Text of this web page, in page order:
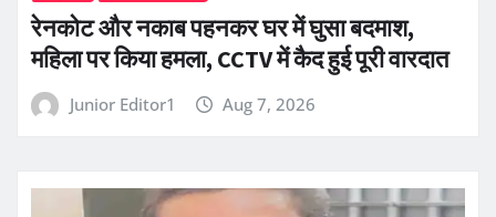
रेनकोट और नकाब पहनकर घर में घुसा बदमाश,
महिला पर किया हमला, CCTV में कैद हुई पूरी वारदात
Junior Editor1 Aug 7, 2026